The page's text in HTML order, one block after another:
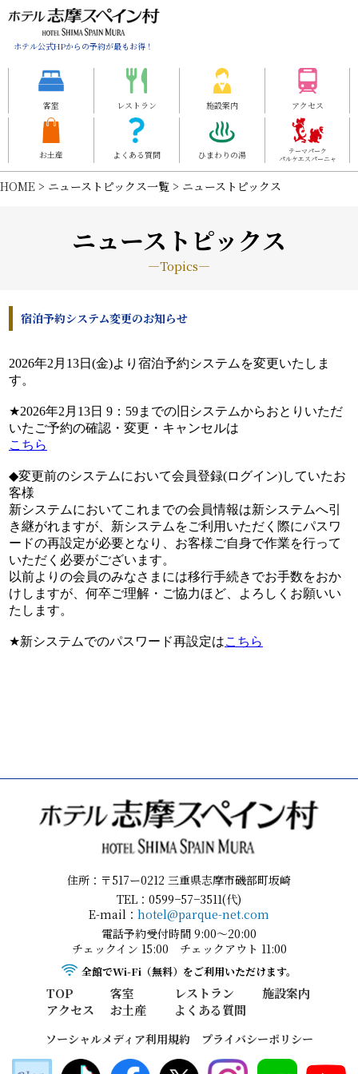
ホテル公式HPからの予約が最もお得！
客室 レストラン 施設案内 アクセス
お土産 よくある質問 ひまわりの湯
テーマパーク
パルケエスパーニャ
HOME > ニューストピックス一覧 > ニューストピックス
ニューストピックス
―Topics―
宿泊予約システム変更のお知らせ
住所：〒517ー0212 三重県志摩市磯部町坂崎
TEL：0599−57−3511(代)
E-mail： hotel@parque-net.com
電話予約受付時間 9:00～20:00
チェックイン 15:00 チェックアウト 11:00
全館でWi-Fi（無料）をご利用いただけます。
TOP 客室 レストラン
施設案内
アクセス
お土産 よくある質問
ソーシャルメディア利用規約 プライバシーポリシー